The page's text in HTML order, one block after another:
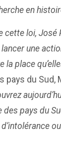
en
cette loi,
lancer une
la place
pays du Sud,
pays du